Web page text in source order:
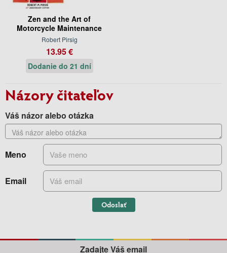
Zen and the Art of
Motorcycle Maintenance
Robert Pirsig
13.95 €
Dodanie do 21 dní
Názory čitateľov
Váš názor alebo otázka
Meno
Email
Odoslať
Zadajte Váš email